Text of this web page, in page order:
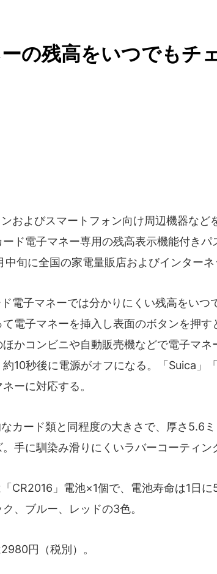
ーの残高をいつでも
およびスマートフォン向け周辺機器など
ード電子マネー専用の残高表示機能付き
中旬に全国の家電量販店およびインターネ
電子マネーでは分かりにくい残高をいつ
て電子マネーを挿入し表面のボタンを押
ほかコンビニや自動販売機などで電子マ
約10秒後に電源がオフになる。「Suica」
ーに対応する。
カード類と同程度の大きさで、厚さ5.6
。手に馴染み滑りにくいラバーコーティン
CR2016」電池×1個で、電池寿命は1日
、ブルー、レッドの3色。
円（税別）。